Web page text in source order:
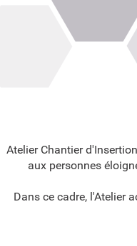
Atelier Chantier
aux personnes
Dans ce cadre, l'Atelier